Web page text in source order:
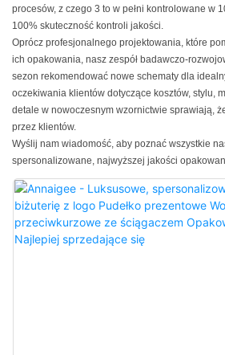
procesów, z czego 3 to w pełni kontrolowane w
100% skuteczność kontroli jakości.
Oprócz profesjonalnego projektowania, które
ich opakowania, nasz zespół badawczo-
sezon rekomendować nowe schematy dla
oczekiwania klientów dotyczące kosztów, stylu,
detale w nowoczesnym wzornictwie sprawiają,
przez klientów.
Wyślij nam wiadomość, aby poznać wszystkie
spersonalizowane, najwyższej jakości